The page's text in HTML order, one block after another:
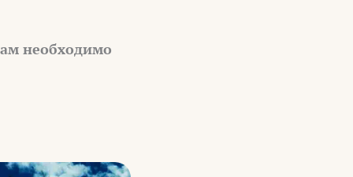
необходимо